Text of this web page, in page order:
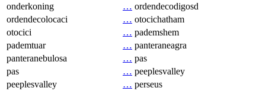
onderkoning
… ordendecodigosd
ordendecolocaci
… otocichatham
otocici
… pademshem
pademtuar
… panteraneagra
panteranebulosa
… pas
pas
… peeplesvalley
peeplesvalley
… perseus